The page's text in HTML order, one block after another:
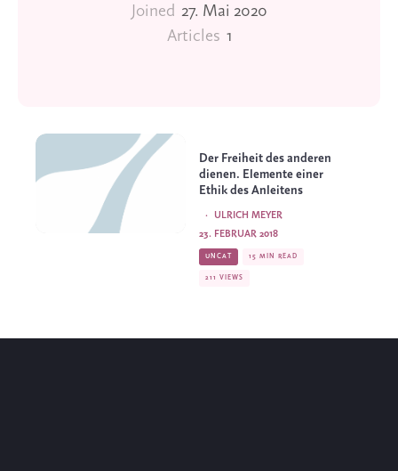
Joined 27. Mai 2020
Articles 1
Der Freiheit des anderen
dienen. Elemente einer
Ethik des Anleitens
ULRICH MEYER
·
23. FEBRUAR 2018
UNCAT 15 MIN READ
211 VIEWS